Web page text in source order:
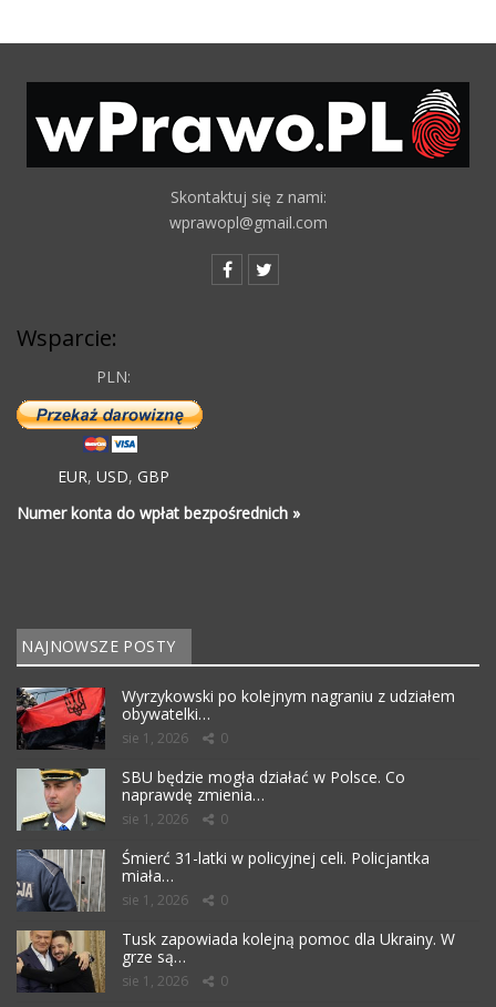
Skontaktuj się z nami:
wprawopl@gmail.com
Wsparcie:
PLN:
EUR, USD, GBP
Numer konta do wpłat bezpośrednich »
NAJNOWSZE POSTY
Wyrzykowski po kolejnym nagraniu z udziałem
obywatelki…
sie 1, 2026 0
SBU będzie mogła działać w Polsce. Co
naprawdę zmienia…
sie 1, 2026 0
Śmierć 31-latki w policyjnej celi. Policjantka
miała…
sie 1, 2026 0
Tusk zapowiada kolejną pomoc dla Ukrainy. W
grze są…
sie 1, 2026 0